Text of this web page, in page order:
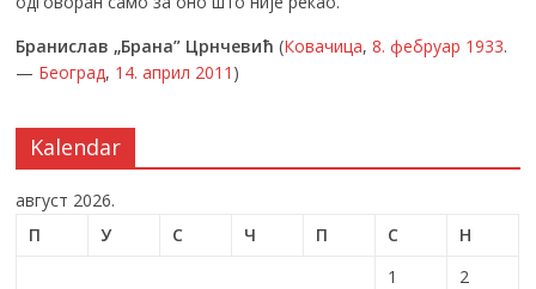
Бранислав „Брана” Црнчевић (Ковачица,8. фебруар 1933.
— Београд, 14. април 2011 )
Kalendar
август 2026.
П
У С Ч П С
Н
1
2